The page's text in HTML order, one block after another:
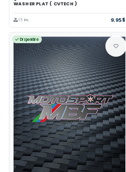
WASHER PLAT ( CVTECH )
15 inv. 9.95$
Disponible